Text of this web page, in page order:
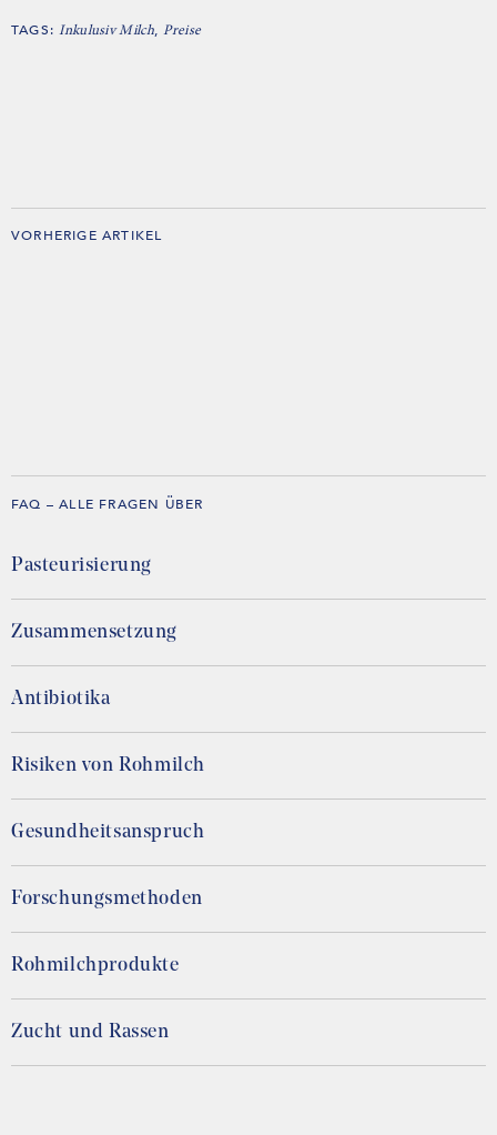
TAGS:Inkulusiv Milch,Preise
VORHERIGE ARTIKEL
FAQ – ALLE FRAGEN ÜBER
Pasteurisierung
Zusammensetzung
Antibiotika
Risiken von Rohmilch
Gesundheitsanspruch
Forschungsmethoden
Rohmilchprodukte
Zucht und Rassen